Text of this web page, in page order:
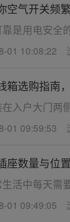
长度决定了
三插同时插
空气开关频
是用电安全
压波动、配
。联塑建材
构设计科学、
压瞬变、电
误跳闸等故
01 10:08:22
箱选购指南
为您详解
入户大门两
载体，也会
值、内部空
气产品，选择
厂家，可以
体布线箱等
01 09:59:53
座数量与位
牌怎么选？
活中每天需
电器的普及
越多。装修
01 09:49:05